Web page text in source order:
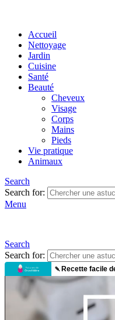
Accueil
Nettoyage
Jardin
Cuisine
Santé
Beauté
Cheveux
Visage
Corps
Mains
Pieds
Vie pratique
Animaux
Search
Search for:
Menu
Search
Search for: